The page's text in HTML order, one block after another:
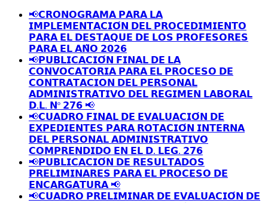
📢𝗖𝗥𝗢𝗡𝗢𝗚𝗥𝗔𝗠𝗔 𝗣𝗔𝗥𝗔 𝗟𝗔
𝗜𝗠𝗣𝗟𝗘𝗠𝗘𝗡𝗧𝗔𝗖𝗜𝗢́𝗡 𝗗𝗘𝗟 𝗣𝗥𝗢𝗖𝗘𝗗𝗜𝗠𝗜𝗘𝗡𝗧𝗢
𝗣𝗔𝗥𝗔 𝗘𝗟 𝗗𝗘𝗦𝗧𝗔𝗤𝗨𝗘 𝗗𝗘 𝗟𝗢𝗦 𝗣𝗥𝗢𝗙𝗘𝗦𝗢𝗥𝗘𝗦
𝗣𝗔𝗥𝗔 𝗘𝗟 𝗔𝗡̃𝗢 𝟮𝟬𝟮𝟲
📢𝗣𝗨𝗕𝗟𝗜𝗖𝗔𝗖𝗜𝗢́𝗡 𝗙𝗜𝗡𝗔𝗟 𝗗𝗘 𝗟𝗔
𝗖𝗢𝗡𝗩𝗢𝗖𝗔𝗧𝗢𝗥𝗜𝗔 𝗣𝗔𝗥𝗔 𝗘𝗟 𝗣𝗥𝗢𝗖𝗘𝗦𝗢 𝗗𝗘
𝗖𝗢𝗡𝗧𝗥𝗔𝗧𝗔𝗖𝗜𝗢𝗡 𝗗𝗘𝗟 𝗣𝗘𝗥𝗦𝗢𝗡𝗔𝗟
𝗔𝗗𝗠𝗜𝗡𝗜𝗦𝗧𝗥𝗔𝗧𝗜𝗩𝗢 𝗗𝗘𝗟 𝗥𝗘𝗚𝗜𝗠𝗘𝗡 𝗟𝗔𝗕𝗢𝗥𝗔𝗟
𝗗.𝗟. 𝗡º 𝟮𝟳𝟲 📢
📢𝗖𝗨𝗔𝗗𝗥𝗢 𝗙𝗜𝗡𝗔𝗟 𝗗𝗘 𝗘𝗩𝗔𝗟𝗨𝗔𝗖𝗜𝗢́𝗡 𝗗𝗘
𝗘𝗫𝗣𝗘𝗗𝗜𝗘𝗡𝗧𝗘𝗦 𝗣𝗔𝗥𝗔 𝗥𝗢𝗧𝗔𝗖𝗜𝗢́𝗡 𝗜𝗡𝗧𝗘𝗥𝗡𝗔
𝗗𝗘𝗟 𝗣𝗘𝗥𝗦𝗢𝗡𝗔𝗟 𝗔𝗗𝗠𝗜𝗡𝗜𝗦𝗧𝗥𝗔𝗧𝗜𝗩𝗢
𝗖𝗢𝗠𝗣𝗥𝗘𝗡𝗗𝗜𝗗𝗢 𝗘𝗡 𝗘𝗟 𝗗. 𝗟𝗘𝗚. 𝟮𝟳𝟲
📢𝗣𝗨𝗕𝗟𝗜𝗖𝗔𝗖𝗜𝗢́𝗡 𝗗𝗘 𝗥𝗘𝗦𝗨𝗟𝗧𝗔𝗗𝗢𝗦
𝗣𝗥𝗘𝗟𝗜𝗠𝗜𝗡𝗔𝗥𝗘𝗦 𝗣𝗔𝗥𝗔 𝗘𝗟 𝗣𝗥𝗢𝗖𝗘𝗦𝗢 𝗗𝗘
𝗘𝗡𝗖𝗔𝗥𝗚𝗔𝗧𝗨𝗥𝗔 📢
📢𝗖𝗨𝗔𝗗𝗥𝗢 𝗣𝗥𝗘𝗟𝗜𝗠𝗜𝗡𝗔𝗥 𝗗𝗘 𝗘𝗩𝗔𝗟𝗨𝗔𝗖𝗜𝗢́𝗡 𝗗𝗘